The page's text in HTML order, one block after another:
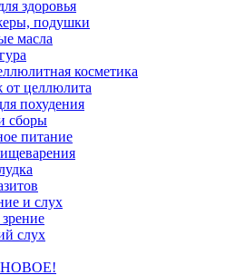
здоровья
подушки
масла
косметика
от целлюлита
похудения
сборы
питание
и слух
слух
НОВОЕ!